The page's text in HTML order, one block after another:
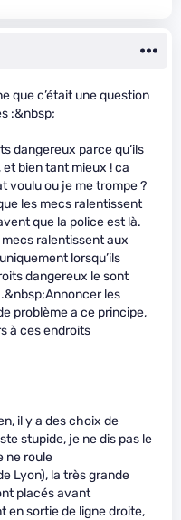
que c’était une question
:&nbsp;
dangereux parce qu’ils
bien tant mieux ! ca
voulu ou je me trompe ?
les mecs ralentissent
que la police est là.
ralentissent aux
lorsqu’ils
dangereux le sont
les
problème a ce principe,
à ces endroits
il y a des choix de
stupide, je ne dis pas le
ne roule
Lyon), la très grande
placés avant
en sortie de ligne droite,